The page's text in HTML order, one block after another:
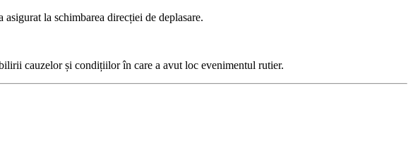
la schimbarea direcției de deplasare.
cauzelor și condițiilor în care a avut loc evenimentul rutier.